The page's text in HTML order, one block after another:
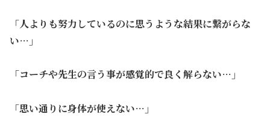
「人よりも努力しているのに思うような結果に繋がらな
い…」
「コーチや先生の言う事が感覚的で良く解らない…」
「思い通りに身体が使えない…」